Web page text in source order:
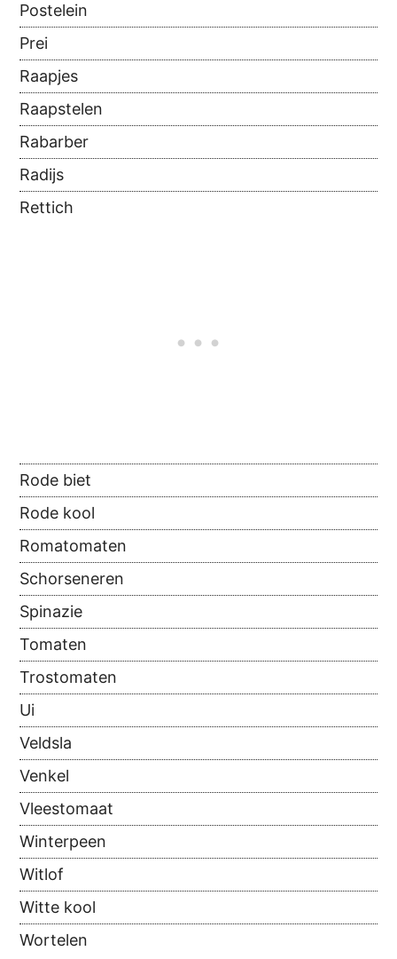
Postelein
Prei
Raapjes
Raapstelen
Rabarber
Radijs
Rettich
Rode biet
Rode kool
Romatomaten
Schorseneren
Spinazie
Tomaten
Trostomaten
Ui
Veldsla
Venkel
Vleestomaat
Winterpeen
Witlof
Witte kool
Wortelen